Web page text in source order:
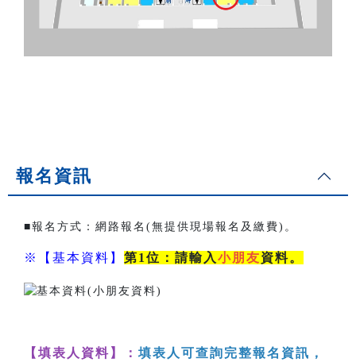
報名資訊
■報名方式：網路報名(無提供現場報名及繳費)。
※【基本資料】 第1位：請輸入 小朋友資料。
【填表人資料】： 填表人可查詢完整報名資訊，